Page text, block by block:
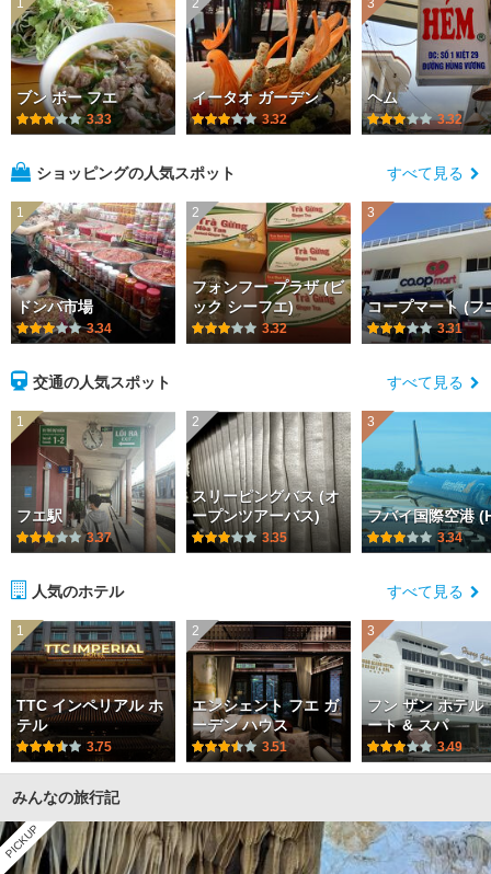
ブン ボー フエ
3.33
イータオ ガーデン
3.32
ヘム
3.32
ショッピングの人気スポット すべて見る
1
ドンバ市場
3.34
2
フォンフー プラザ (ビ
ック シーフエ)
3.32
3
コープマート (フ
3.31
交通の人気スポット すべて見る
1
フエ駅
3.37
2
スリーピングバス (オ
ープンツアーバス)
3.35
3
フバイ国際空港
3.34
人気のホテル すべて見る
1
TTC インペリアル ホ
テル
3.75
2
エンシェント フエ ガ
ーデン ハウス
3.51
3
フン ザン ホテル
ート & スパ
3.49
みんなの旅行記
PICKUP